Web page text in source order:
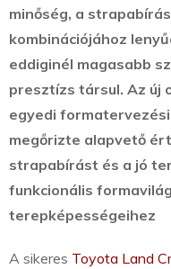
minőség, a
kombinációjához
eddiginél magasabb
presztízs társul. Az új
egyedi
megőrizte alapvető
strapabírást és a jó
funkcionális
terepképességeihez
A sikeres Toyota Land